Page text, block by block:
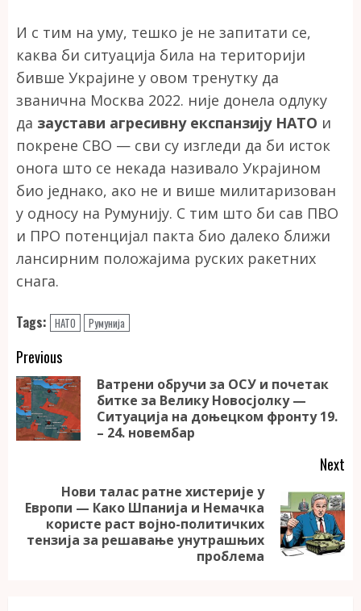
И с тим на уму, тешко је не запитати се,
каква би ситуација била на територији
бивше Украјине у овом тренутку да
званична Москва 2022. није донела одлуку
да заустави агресивну експанзију НАТО и
покрене СВО — сви су изгледи да би исток
онога што се некада називало Украјином
био једнако, ако не и више милитаризован
у односу на Румунију. С тим што би сав ПВО
и ПРО потенцијал пакта био далеко ближи
лансирним положајима руских ракетних
снага.
Tags: НАТО Румунија
Continue
Reading
Previous
Ватрени обручи за ОСУ и почетак
битке за Велику Новосјолку —
Ситуација на доњецком фронту 19.
– 24. новембар
Next
Next
post:
Нови талас ратне хистерије у
Европи — Како Шпанија и Немачка
користе раст војно-политичких
тензија за решавање унутрашњих
проблема